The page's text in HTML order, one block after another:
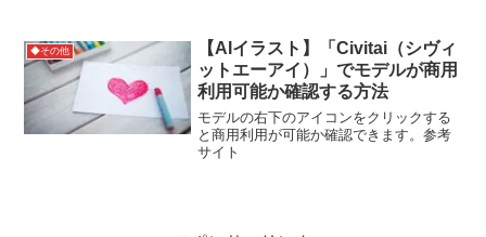
◆その他
【AIイラスト】「Civitai（シヴィ
ットエーアイ）」でモデルが商用
利用可能か確認する方法
モデルの右下のアイコンをクリックする
と商用利用が可能か確認できます。参考
サイト